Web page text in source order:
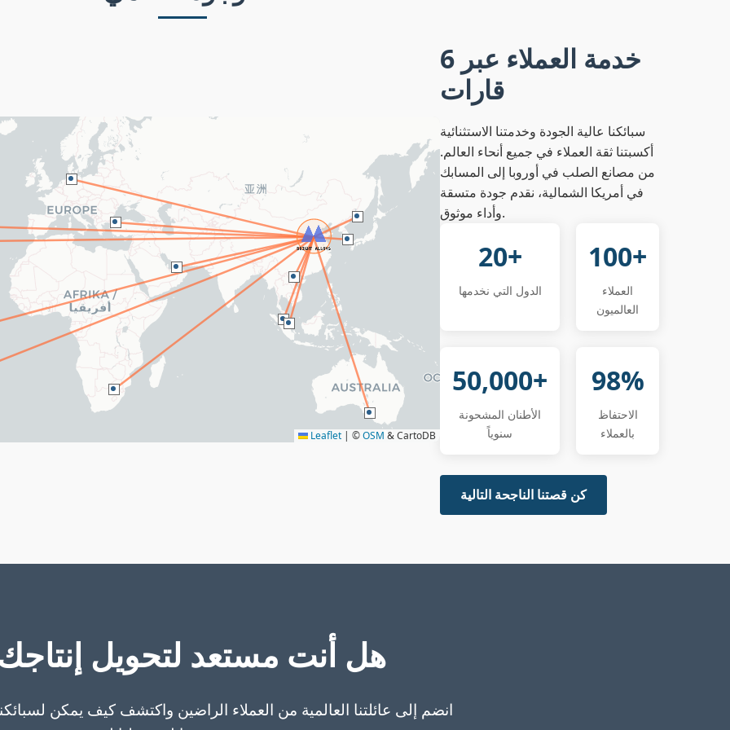
Leaflet | ©OSM & CartoDB
خدمة العملاء عبر 6
قارات
سبائكنا عالية الجودة وخدمتنا الاستثنائية
أكسبتنا ثقة العملاء في جميع أنحاء العالم.
من مصانع الصلب في أوروبا إلى المسابك
في أمريكا الشمالية، نقدم جودة متسقة
وأداء موثوق.
20+
الدول التي نخدمها
100+
العملاء
العالميون
50,000+
الأطنان المشحونة
سنوياً
98%
الاحتفاظ
بالعملاء
كن قصتنا الناجحة التالية
هل أنت مستعد لتحويل
انضم إلى عائلتنا العالمية من العملاء الراضين واكتشف كيف يمكن